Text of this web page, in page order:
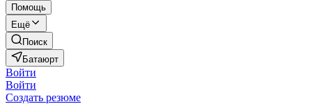
Помощь
Ещё
Поиск
Батаюрт
Войти
Войти
Создать резюме